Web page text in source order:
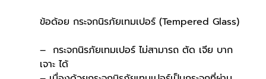
ข้อด้อย กระจกนิรภัยเทมเปอร์ (Tempered Glass)
–  กระจกนิรภัยเทมเปอร์ ไม่สามารถ ตัด เจีย บาก
เจาะ ได้